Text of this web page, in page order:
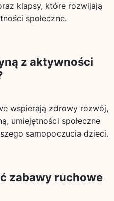
klapsy, które rozwijają
społeczne.
z aktywności
wspierają zdrowy rozwój,
umiejętności społeczne
samopoczucia dzieci.
zabawy ruchowe